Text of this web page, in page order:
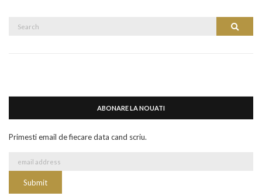
Search
ABONARE LA NOUATI
Primesti email de fiecare data cand scriu.